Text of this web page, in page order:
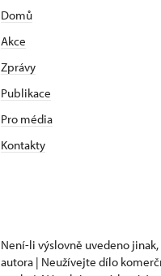
Domů
Akce
Zprávy
Publikace
Pro média
Kontakty
Není-li výslovně uvedeno
autora | Neužívejte dílo